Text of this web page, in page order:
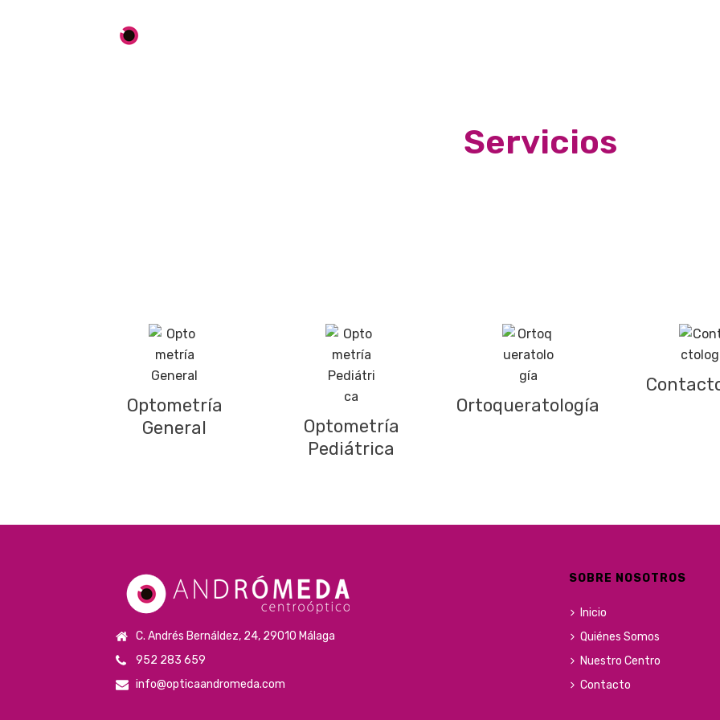
Servicios
Optometría
General
Optometría
Pediátrica
Ortoqueratología
C. Andrés Bernáldez, 24, 29010 Málaga
952 283 659
info@opticaandromeda.com
SOBRE NOSOTROS
Inicio
Quiénes Somos
Nuestro Centro
Contacto